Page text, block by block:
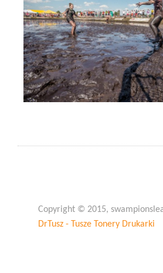
Copyright © 2015,
DrTusz - Tusze Tonery Drukarki